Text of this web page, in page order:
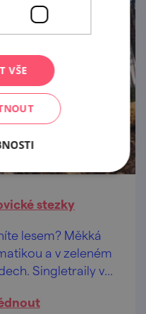
stezky
lesem? Měkká
a v zeleném
Singletraily v
VŠE